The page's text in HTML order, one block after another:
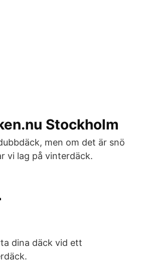
Stockholm
men om det är snö
vi lag på vinterdäck.
dina däck vid ett